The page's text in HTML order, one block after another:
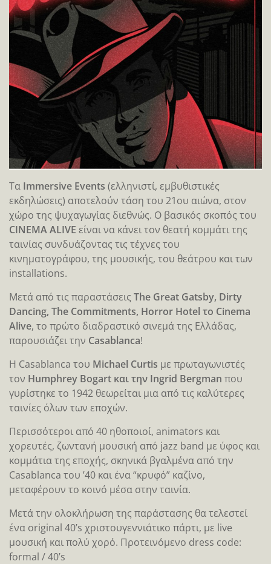
Τα Immersive Events (ελληνιστί, εμβυθιστικές
εκδηλώσεις) αποτελούν τάση του 21ου αιώνα, στον
χώρο της ψυχαγωγίας διεθνώς. Ο βασικός σκοπός του
CINEMA ALIVE είναι να κάνει τον θεατή κομμάτι της
ταινίας συνδυάζοντας τις τέχνες του
κινηματογράφου, της μουσικής, του θεάτρου και των
installations.
Μετά από τις παραστάσεις The Great Gatsby, Dirty
Dancing, The Commitments, Horror Hotel το Cinema
Alive, το πρώτο διαδραστικό σινεμά της Ελλάδας,
παρουσιάζει την Casablanca!
Η Casablanca του Michael Curtis με πρωταγωνιστές
τον Humphrey Bogart και την Ingrid Bergman που
γυρίστηκε το 1942 θεωρείται μια από τις καλύτερες
ταινίες όλων των εποχών.
Περισσότεροι από 40 ηθοποιοί, animators και
χορευτές, ζωντανή μουσική από jazz band με ύφος και
κομμάτια της εποχής, σκηνικά βγαλμένα από την
Casablanca του ’40 και ένα “κρυφό” καζίνο,
μεταφέρουν το κοινό μέσα στην ταινία.
Μετά την ολοκλήρωση της παράστασης θα τελεστεί
ένα original 40’s χριστουγεννιάτικο πάρτι, με live
μουσική και πολύ χορό. Προτεινόμενο dress code:
formal / 40’s